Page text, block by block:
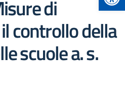
di
controllo della
scuole a. s.